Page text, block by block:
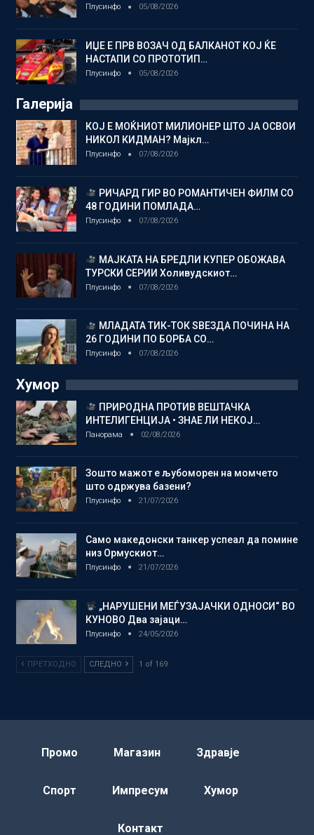
Плусинфо 05/08/2026
ИЏЕ Е ПРВ ВОЗАЧ ОД БАЛКАНОТ КОЈ ЌЕ
НАСТАПИ СО ПРОТОТИП…
Плусинфо 05/08/2026
Галерија
КОЈ Е МОЌНИОТ МИЛИОНЕР ШТО ЈА ОСВОИ
НИКОЛ КИДМАН? Мајкл…
Плусинфо 07/08/2026
РИЧАРД ГИР ВО РОМАНТИЧЕН ФИЛМ СО
48 ГОДИНИ ПОМЛАДА…
Плусинфо 07/08/2026
МАЈКАТА НА БРЕДЛИ КУПЕР ОБОЖАВА
ТУРСКИ СЕРИИ Холивудскиот…
Плусинфо 07/08/2026
МЛАДАТА ТИК-ТОК ЅВЕЗДА ПОЧИНА НА
26 ГОДИНИ ПО БОРБА СО…
Плусинфо 07/08/2026
Хумор
ПРИРОДНА ПРОТИВ ВЕШТАЧКА
ИНТЕЛИГЕНЦИЈА • ЗНАЕ ЛИ НЕКОЈ…
Панорама 02/08/2026
Зошто мажот е љубоморен на момчето
што одржува базени?
Плусинфо 21/07/2026
Само македонски танкер успеал да помине
низ Ормускиот…
Плусинфо 21/07/2026
„НАРУШЕНИ МЕЃУЗАЈАЧКИ ОДНОСИ“ ВО
КУНОВО Два зајаци…
Плусинфо 24/05/2026
ПРЕТХОДНО СЛЕДНО 1 of 169
Промо Магазин Здравје
Спорт Импресум Хумор
Контакт